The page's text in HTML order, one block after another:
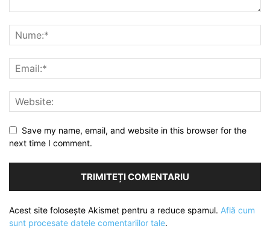
Save my name, email, and website in this browser for the
next time I comment.
Acest site folosește Akismet pentru a reduce spamul. Află cum
sunt procesate datele comentariilor tale.